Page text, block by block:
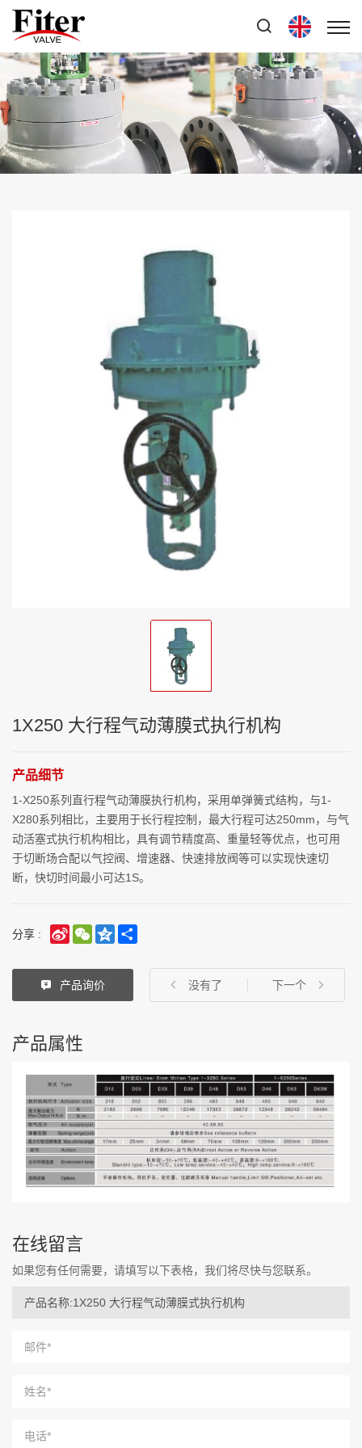
1X250 大行程气动薄膜式执行机构
产品细节
1-X250系列直行程气动薄膜执行机构，采用单弹簧式结构，与1-
X280系列相比，主要用于长行程控制，最大行程可达250mm，与气
动活塞式执行机构相比，具有调节精度高、重量轻等优点，也可用
于切断场合配以气控阀、增速器、快速排放阀等可以实现快速切
断，快切时间最小可达1S。
分享 :
Sina
Weibo
WeChat
Qzone
产品询价 没有了 下一个
产品属性
在线留言
如果您有任何需要，请填写以下表格，我们将尽快与您联系。